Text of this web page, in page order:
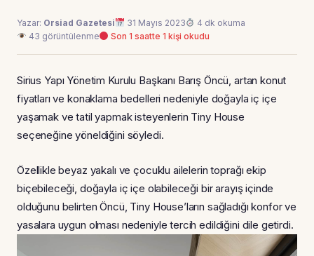
Yazar: Orsiad Gazetesi 31 Mayıs 2023
4 dk okuma
43 görüntülenme
Son 1 saatte 1 kişi okudu
Sirius Yapı Yönetim Kurulu Başkanı Barış Öncü, artan konut
fiyatları ve konaklama bedelleri nedeniyle doğayla iç içe
yaşamak ve tatil yapmak isteyenlerin Tiny House
seçeneğine yöneldiğini söyledi.
Özellikle beyaz yakalı ve çocuklu ailelerin toprağı ekip
biçebileceği, doğayla iç içe olabileceği bir arayış içinde
olduğunu belirten Öncü, Tiny House’ların sağladığı konfor ve
yasalara uygun olması nedeniyle tercih edildiğini dile getirdi.